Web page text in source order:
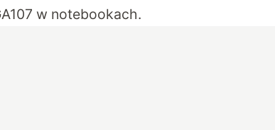
w notebookach.